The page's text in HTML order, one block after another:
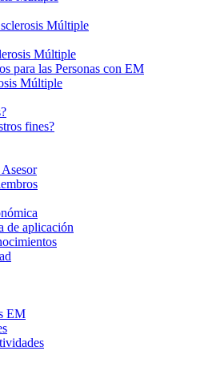
Múltiple
Múltiple
para las Personas con EM
Múltiple
fines?
de aplicación
EM